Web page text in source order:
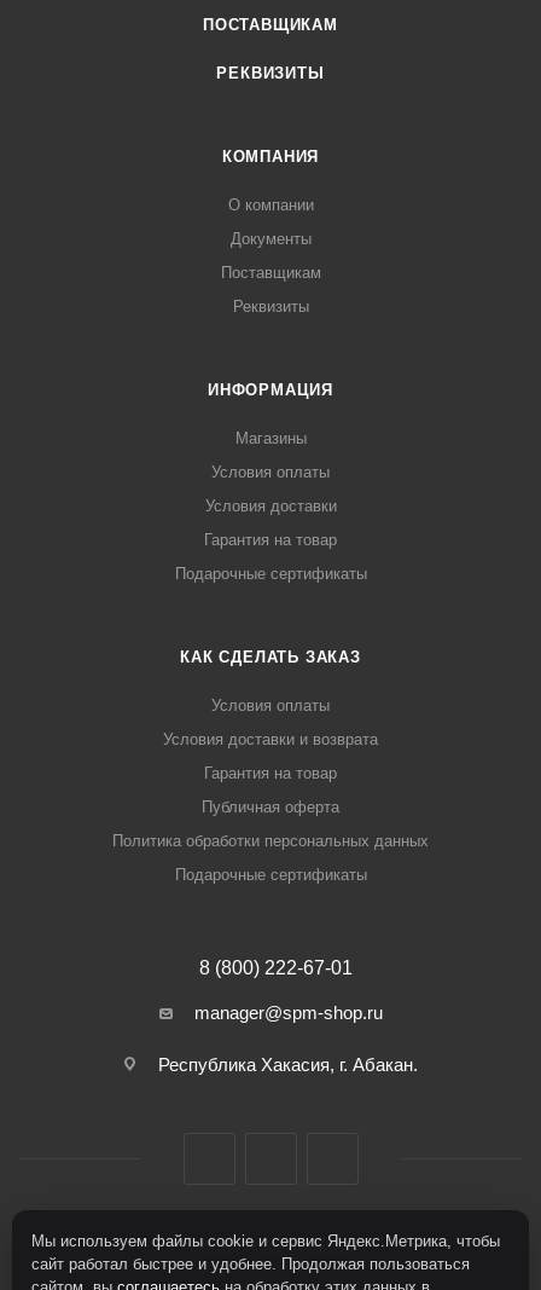
ПОСТАВЩИКАМ
РЕКВИЗИТЫ
КОМПАНИЯ
О компании
Документы
Поставщикам
Реквизиты
ИНФОРМАЦИЯ
Магазины
Условия оплаты
Условия доставки
Гарантия на товар
Подарочные сертификаты
КАК СДЕЛАТЬ ЗАКАЗ
Условия оплаты
Условия доставки и возврата
Гарантия на товар
Публичная оферта
Политика обработки персональных данных
Подарочные сертификаты
8 (800) 222-67-01
manager@spm-shop.ru
Республика Хакасия, г. Абакан.
2026 © Спорт+Мода
Мы используем файлы cookie и сервис Яндекс.Метрика, чтобы
сайт работал быстрее и удобнее. Продолжая пользоваться